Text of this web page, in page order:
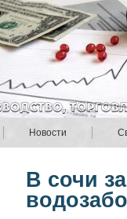
Новости
В сочи